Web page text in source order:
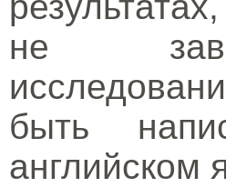
не
быть
английском